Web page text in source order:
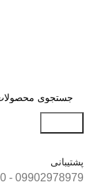
پشتیبانی
09902978979 - 09902978980